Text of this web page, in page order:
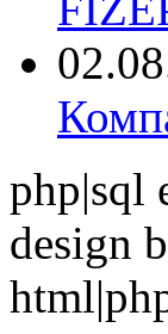
php|sql
design